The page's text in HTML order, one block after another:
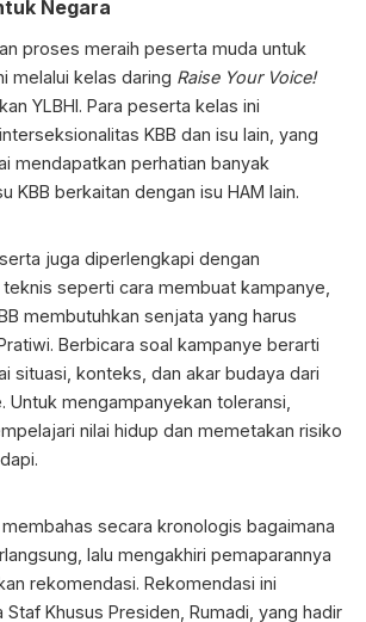
Negara
proses meraih peserta muda untuk
melalui kelas daring Raise Your Voice!
YLBHI. Para peserta kelas ini
KBB dan isu lain, yang
mendapatkan perhatian banyak
KBB berkaitan dengan isu HAM lain.
juga diperlengkapi dengan
seperti cara membuat kampanye,
membutuhkan senjata yang harus
Berbicara soal kampanye berarti
situasi, konteks, dan akar budaya dari
Untuk mengampanyekan toleransi,
nilai hidup dan memetakan risiko
secara kronologis bagaimana
lalu mengakhiri pemaparannya
rekomendasi. Rekomendasi ini
Khusus Presiden, Rumadi, yang hadir